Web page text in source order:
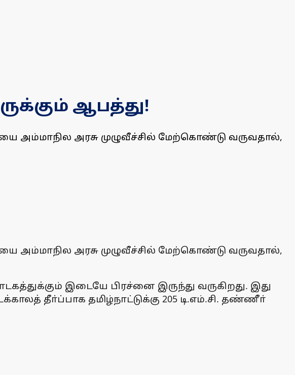
ஆபத்து!
அம்மாநில அரசு முழுவீச்சில் மேற்கொண்டு வருவதால்,
அம்மாநில அரசு முழுவீச்சில் மேற்கொண்டு வருவதால்,
இடையே பிரச்னை இருந்து வருகிறது. இது
தீா்ப்பாக தமிழ்நாட்டுக்கு 205 டி.எம்.சி. தண்ணீா்